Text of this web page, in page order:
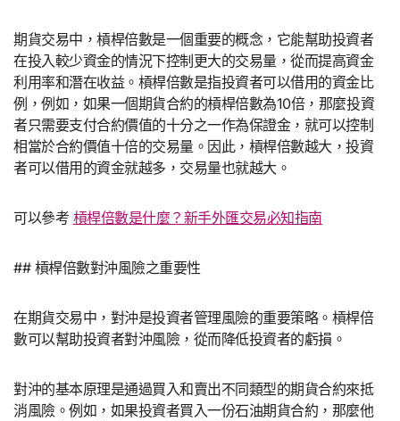
期貨交易中，槓桿倍數是一個重要的概念，它能幫助投資者
在投入較少資金的情況下控制更大的交易量，從而提高資金
利用率和潛在收益。槓桿倍數是指投資者可以借用的資金比
例，例如，如果一個期貨合約的槓桿倍數為10倍，那麼投資
者只需要支付合約價值的十分之一作為保證金，就可以控制
相當於合約價值十倍的交易量。因此，槓桿倍數越大，投資
者可以借用的資金就越多，交易量也就越大。
可以參考 槓桿倍數是什麼？新手外匯交易必知指南
## 槓桿倍數對沖風險之重要性
在期貨交易中，對沖是投資者管理風險的重要策略。槓桿倍
數可以幫助投資者對沖風險，從而降低投資者的虧損。
對沖的基本原理是通過買入和賣出不同類型的期貨合約來抵
消風險。例如，如果投資者買入一份石油期貨合約，那麼他